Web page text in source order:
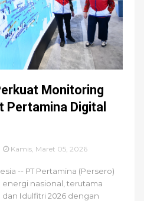
Monitoring
Pertamina Digital
Kamis, Maret 05, 2026
-- PT Pertamina (Persero)
nasional, terutama
Idulfitri 2026 dengan